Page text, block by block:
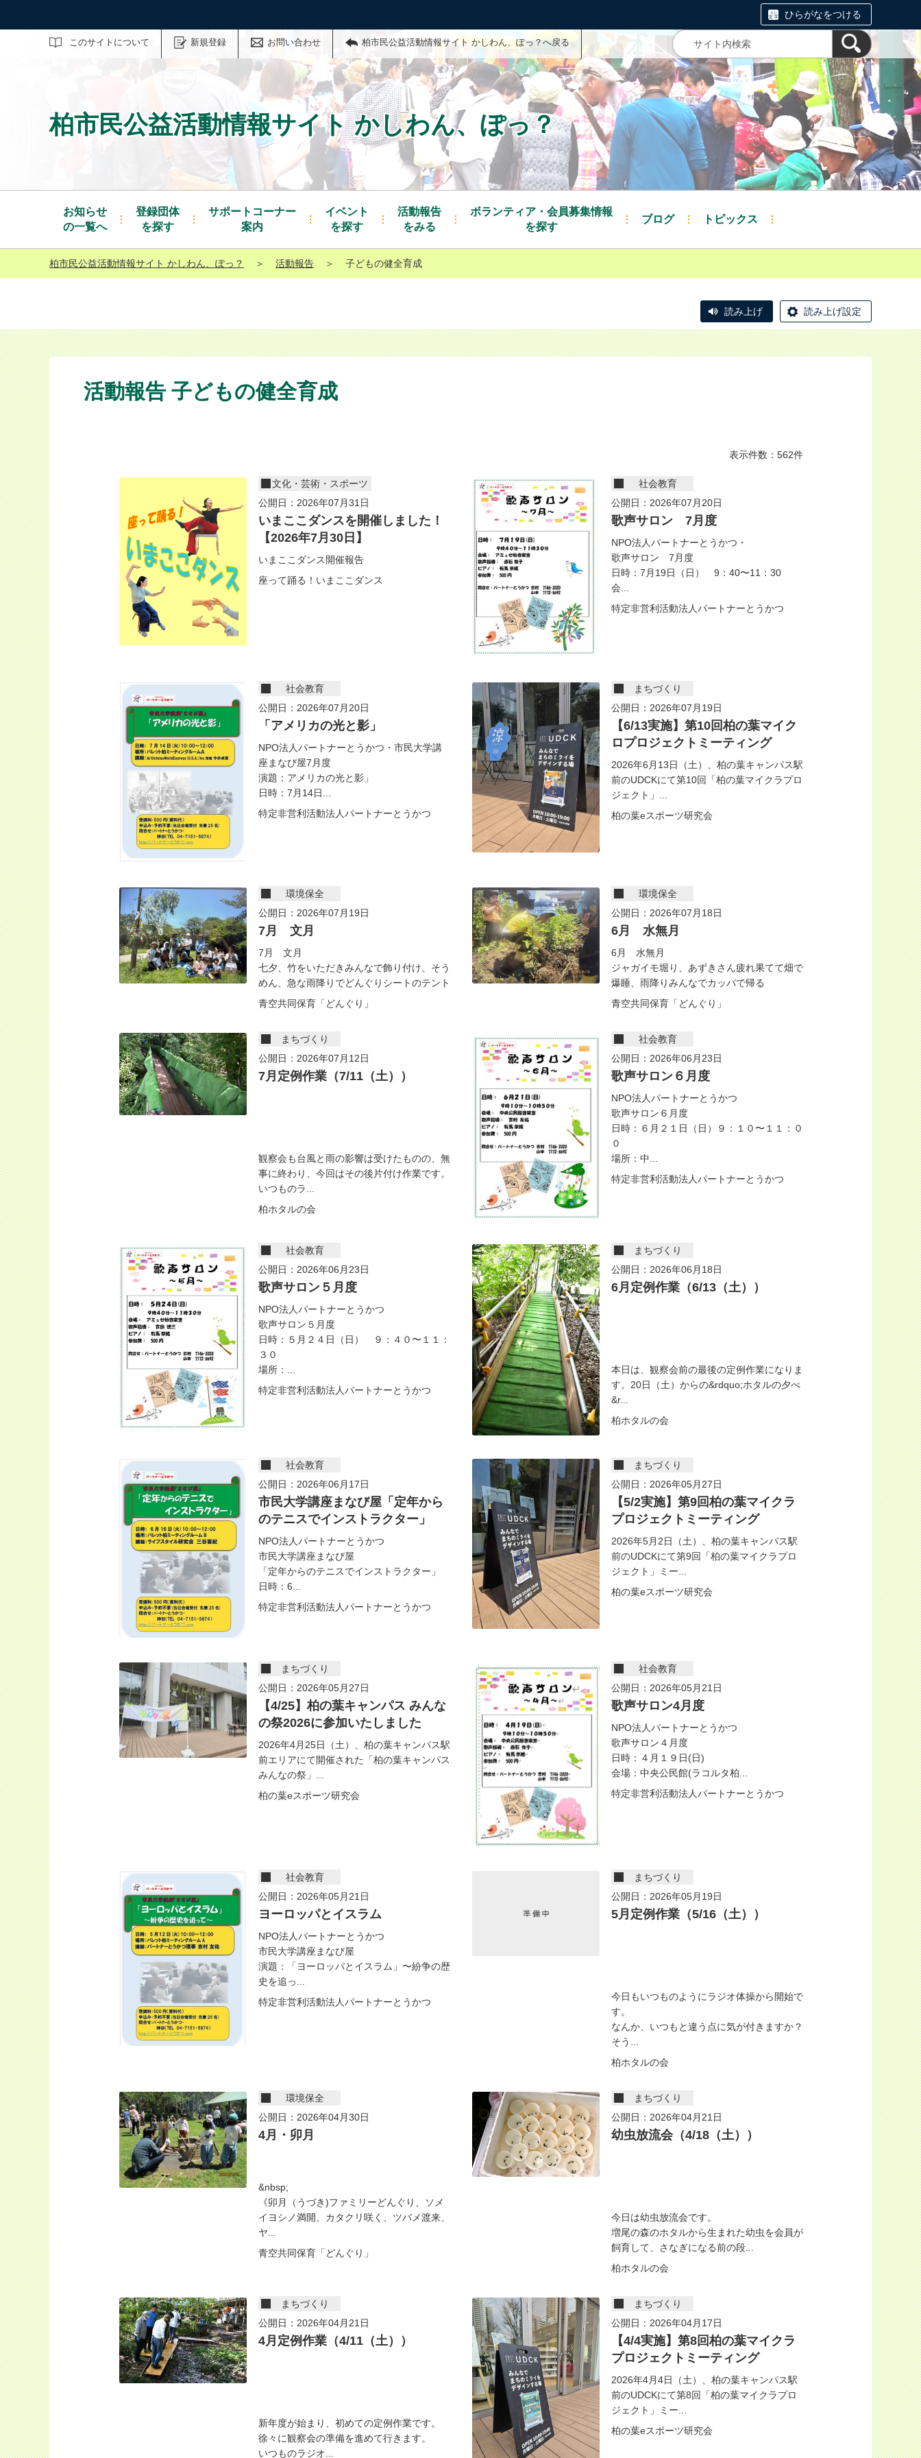
ひらがなをつける
このサイトについて 新規登録 お問い合わせ 柏市民公益活動情報サイト かしわん、ぽっ？へ戻る
サイト内検索
柏市民公益活動情報サイト かしわん、ぽっ？
お知らせ
の一覧へ
登録団体
を探す
サポートコーナー
案内
イベント
を探す
活動報告
をみる
ボランティア・会員募集情報
を探す
ブログ トピックス
柏市民公益活動情報サイト かしわん、ぽっ？ ＞ 活動報告 ＞ 子どもの健全育成
読み上げ 読み上げ設定
活動報告 子どもの健全育成
表示件数：562件
文化・芸術・スポーツ
公開日：2026年07月31日
いまここダンスを開催しました！
【2026年7月30日】
いまここダンス開催報告
座って踊る！いまここダンス
社会教育
公開日：2026年07月20日
歌声サロン 7月度
NPO法人パートナーとうかつ・
歌声サロン 7月度
日時：7月19日（日） 9：40〜11：30
会...
特定非営利活動法人パートナーとうかつ
社会教育
公開日：2026年07月20日
「アメリカの光と影」
NPO法人パートナーとうかつ・市民大学講
座まなび屋7月度
演題：アメリカの光と影」
日時：7月14日...
特定非営利活動法人パートナーとうかつ
まちづくり
公開日：2026年07月19日
【6/13実施】第10回柏の葉マイク
ロプロジェクトミーティング
2026年6月13日（土）、柏の葉キャンパス駅
前のUDCKにて第10回「柏の葉マイクラプロ
ジェクト」...
柏の葉eスポーツ研究会
環境保全
公開日：2026年07月19日
7月 文月
7月 文月
七夕、竹をいただきみんなで飾り付け、そう
めん、急な雨降りでどんぐりシートのテント
青空共同保育「どんぐり」
環境保全
公開日：2026年07月18日
6月 水無月
6月 水無月
ジャガイモ堀り、あずきさん疲れ果てて畑で
爆睡、雨降りみんなでカッパで帰る
青空共同保育「どんぐり」
まちづくり
公開日：2026年07月12日
7月定例作業（7/11（土））
観察会も台風と雨の影響は受けたものの、無
事に終わり、今回はその後片付け作業です。
いつものラ...
柏ホタルの会
社会教育
公開日：2026年06月23日
歌声サロン６月度
NPO法人パートナーとうかつ
歌声サロン６月度
日時：６月２１日（日）９：１０〜１１：０
０
場所：中...
特定非営利活動法人パートナーとうかつ
社会教育
公開日：2026年06月23日
歌声サロン５月度
NPO法人パートナーとうかつ
歌声サロン５月度
日時：５月２４日（日） ９：４０〜１１：
３０
場所：...
特定非営利活動法人パートナーとうかつ
まちづくり
公開日：2026年06月18日
6月定例作業（6/13（土））
本日は、観察会前の最後の定例作業になりま
す。20日（土）からの&rdquo;ホタルの夕べ
&r...
柏ホタルの会
社会教育
公開日：2026年06月17日
市民大学講座まなび屋「定年から
のテニスでインストラクター」
NPO法人パートナーとうかつ
市民大学講座まなび屋
「定年からのテニスでインストラクター」
日時：6...
特定非営利活動法人パートナーとうかつ
まちづくり
公開日：2026年05月27日
【5/2実施】第9回柏の葉マイクラ
プロジェクトミーティング
2026年5月2日（土）、柏の葉キャンパス駅
前のUDCKにて第9回「柏の葉マイクラプロ
ジェクト」ミー...
柏の葉eスポーツ研究会
まちづくり
公開日：2026年05月27日
【4/25】柏の葉キャンパス みんな
の祭2026に参加いたしました
2026年4月25日（土）、柏の葉キャンパス駅
前エリアにて開催された「柏の葉キャンパス
みんなの祭」...
柏の葉eスポーツ研究会
社会教育
公開日：2026年05月21日
歌声サロン4月度
NPO法人パートナーとうかつ
歌声サロン４月度
日時：４月１９日(日)
会場：中央公民館(ラコルタ柏...
特定非営利活動法人パートナーとうかつ
社会教育
公開日：2026年05月21日
ヨーロッパとイスラム
NPO法人パートナーとうかつ
市民大学講座まなび屋
演題：「ヨーロッパとイスラム」〜紛争の歴
史を追っ...
特定非営利活動法人パートナーとうかつ
まちづくり
公開日：2026年05月19日
5月定例作業（5/16（土））
今日もいつものようにラジオ体操から開始で
す。
なんか、いつもと違う点に気が付きますか？
そう...
柏ホタルの会
環境保全
公開日：2026年04月30日
4月・卯月
&nbsp;
《卯月（うづき)ファミリーどんぐり、ソメ
イヨシノ満開、カタクリ咲く、ツバメ渡来、
ヤ...
青空共同保育「どんぐり」
まちづくり
公開日：2026年04月21日
幼虫放流会（4/18（土））
今日は幼虫放流会です。
増尾の森のホタルから生まれた幼虫を会員が
飼育して、さなぎになる前の段...
柏ホタルの会
まちづくり
公開日：2026年04月21日
4月定例作業（4/11（土））
新年度が始まり、初めての定例作業です。
徐々に観察会の準備を進めて行きます。
いつものラジオ...
まちづくり
公開日：2026年04月17日
【4/4実施】第8回柏の葉マイクラ
プロジェクトミーティング
2026年4月4日（土）、柏の葉キャンパス駅
前のUDCKにて第8回「柏の葉マイクラプロ
ジェクト」ミー...
柏の葉eスポーツ研究会